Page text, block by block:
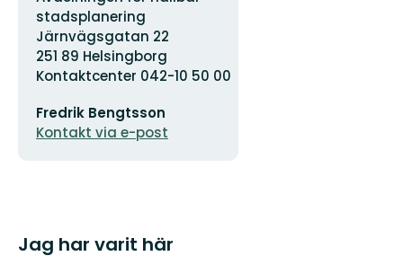
stadsplanering
Järnvägsgatan 22
251 89 Helsingborg
Kontaktcenter 042-10 50 00
postadress
Fredrik Bengtsson
Kontakt via e-post
Jag har varit här